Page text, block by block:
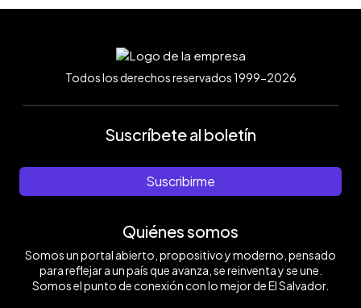
Todos los derechos reservados 1999-2026
Suscríbete al boletín
Suscribirme
Quiénes somos
Somos un portal abierto, propositivo y moderno, pensado
para reflejar a un país que avanza, se reinventa y se une.
Somos el punto de conexión con lo mejor de El Salvador.